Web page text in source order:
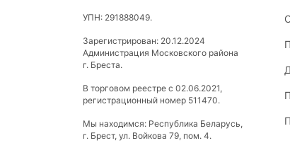
УПН: 291888049.
Зарегистрирован: 20.12.2024
Администрация Московского района
г. Бреста.
В торговом реестре с 02.06.2021,
регистрационный номер 511470.
Мы находимся: Республика Беларусь,
г. Брест, ул. Войкова 79, пом. 4.